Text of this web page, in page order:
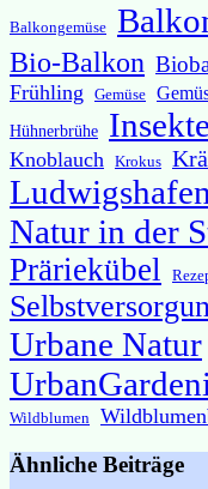
Balkongemüse
Bio-Balkon
Frühling Gemüse
Hühnerbrühe
Knoblauch Krokus
Ludwigshafen
Natur in der
Präriekübel
Urbane Natur
Wildblumen
Ähnliche Beiträge